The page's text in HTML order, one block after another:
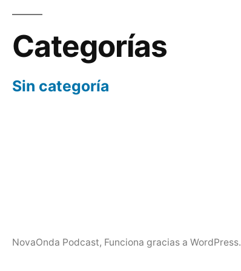
Categorías
Sin categoría
NovaOnda Podcast, Funciona gracias a WordPress.